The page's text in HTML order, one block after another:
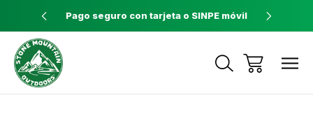
a $60 Pago seguro con tarjeta o SINPE móvil